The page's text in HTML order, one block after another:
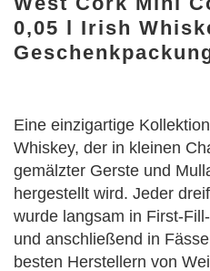
0,05 l Irish
Eine einzigartige
Whiskey, der in kleinen
gemälzter Gerste und
hergestellt wird. Jeder
wurde langsam in First-
und anschließend in
besten Herstellern von